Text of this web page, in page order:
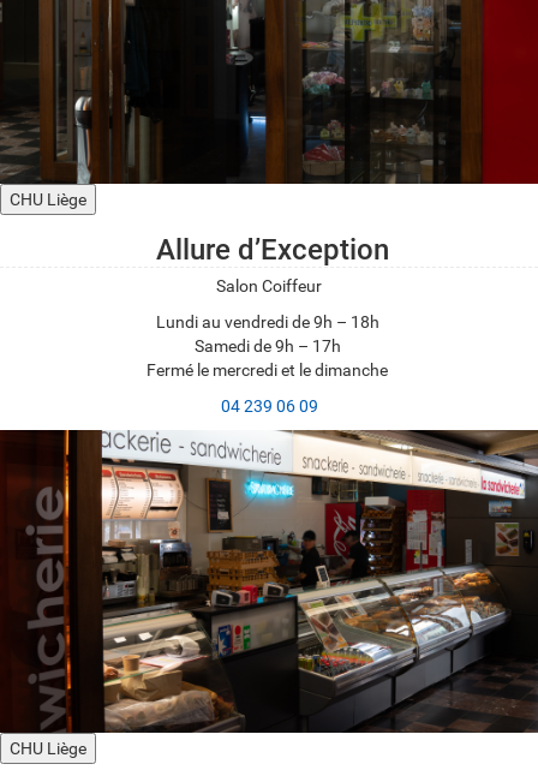
CHU Liège
Allure d’Exception
Salon Coiffeur
Lundi au vendredi de 9h – 18h
Samedi de 9h – 17h
Fermé le mercredi et le dimanche
04 239 06 09
CHU Liège